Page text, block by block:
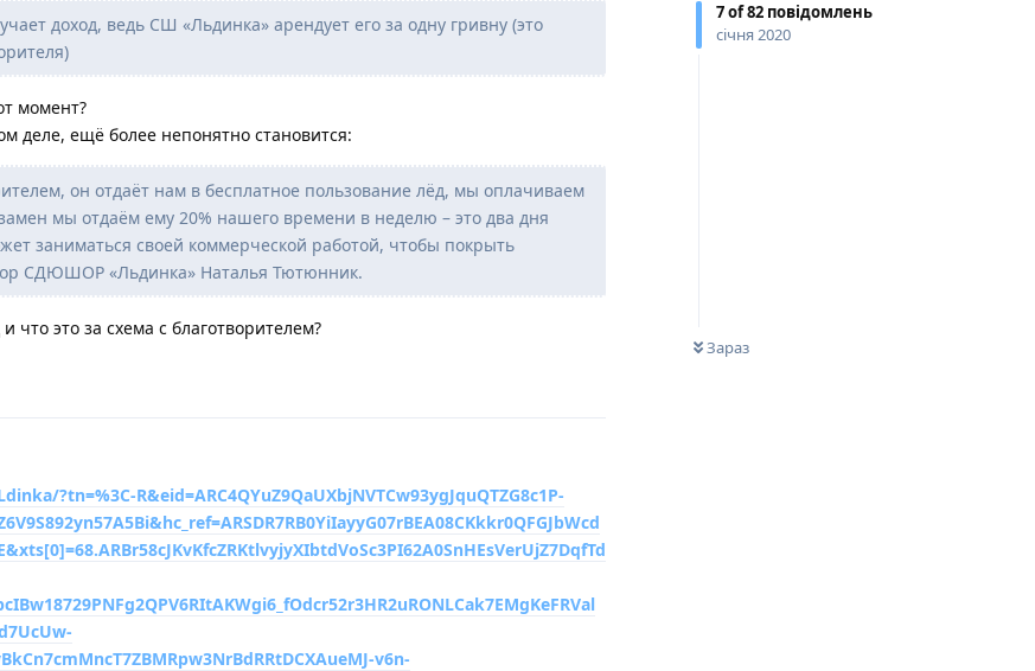
7of82 повідомлень
січня 2020
Зараз
доход, ведь СШ «Льдинка» арендует его за одну гривну (это
момент?
деле, ещё более непонятно становится:
он отдаёт нам в бесплатное пользование лёд, мы оплачиваем
мы отдаём ему 20% нашего времени в неделю – это два дня
заниматься своей коммерческой работой, чтобы покрыть
СДЮШОР «Льдинка» Наталья Тютюнник.
что это за схема с благотворителем?
?tn=%3C-R&eid=ARC4QYuZ9QaUXbjNVTCw93ygJquQTZG8c1P-
xts[0]=68.ARBr58cJKvKfcZRKtlvyjyXIbtdVoSc3PI62A0SnHEsVerUjZ7DqfTd
v6n-